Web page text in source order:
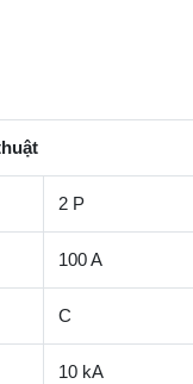
2 P
100 A
C
10 kA